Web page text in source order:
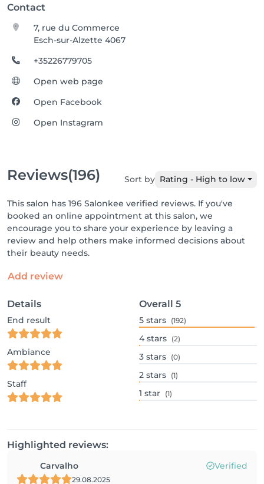
Contact
7, rue du Commerce
Esch-sur-Alzette 4067
+35226779705
Open web page
Open Facebook
Open Instagram
Reviews(196) Sort by Rating - High to low
This salon has 196 Salonkee verified reviews. If you've
booked an online appointment at this salon, we
encourage you to share your experience by leaving a
review and help others make informed decisions about
their beauty needs.
Add review
Details
End result
Ambiance
Staff
Overall 5
5 stars (192)
4 stars (2)
3 stars (0)
2 stars (1)
1 star (1)
Highlighted reviews:
Carvalho Verified
29.08.2025